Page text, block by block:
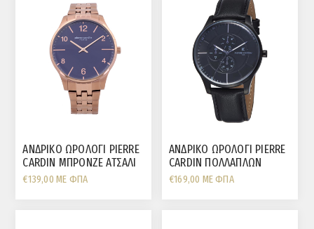
ΑΝΔΡΙΚΟ ΩΡΟΛΟΓΙ PIERRE
CARDIN ΜΠΡΟΝΖΕ ΑΤΣΑΛΙ
ΜΠΛΕ ΚΑΝΤΡΑΝ ΚΑΙ
ΜΠΡΑΣΕΛΕ
€139,00 ΜΕ ΦΠΑ
ΑΝΔΡΙΚΟ ΩΡΟΛΟΓΙ PIERRE
CARDIN ΠΟΛΛΑΠΛΩΝ
ΕΝΔΕΙΞΕΩΝ ΑΤΣΑΛΙ ΜΑΥΡΟ
ΛΟΥΡΑΚΙ
€169,00 ΜΕ ΦΠΑ